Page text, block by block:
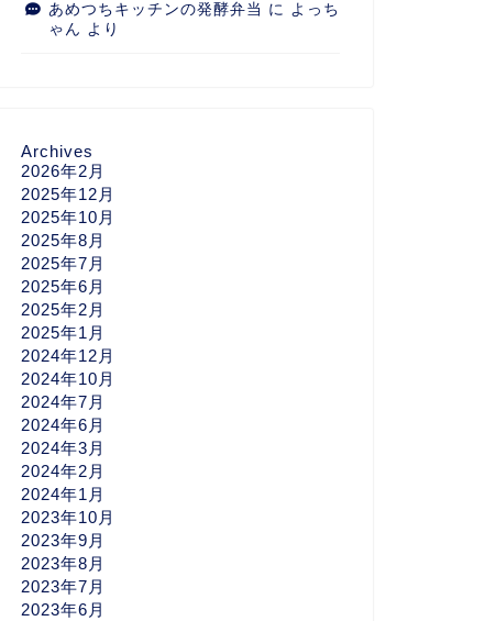
あめつちキッチンの発酵弁当 に よっち
ゃん より
Archives
2026年2月
2025年12月
2025年10月
2025年8月
2025年7月
2025年6月
2025年2月
2025年1月
2024年12月
2024年10月
2024年7月
2024年6月
2024年3月
2024年2月
2024年1月
2023年10月
2023年9月
2023年8月
2023年7月
2023年6月